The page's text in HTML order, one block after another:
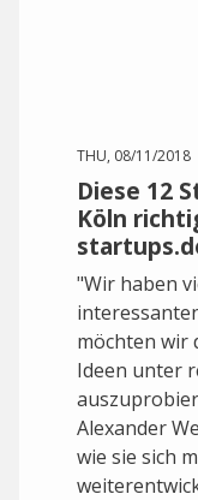
THU, 08/11/2018
Diese 12
Köln
"Wir haben
möchten wir
Ideen unter
Alexander
wie sie sich